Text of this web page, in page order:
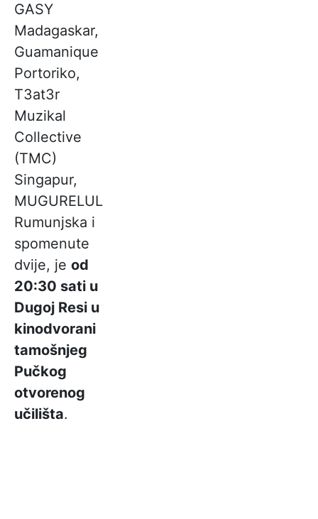
GASY
Madagaskar,
Guamanique
Portoriko,
T3at3r
Muzikal
Collective
(TMC)
Singapur,
MUGURELUL
Rumunjska i
spomenute
dvije, je od
20:30 sati u
Dugoj Resi u
kinodvorani
tamošnjeg
Pučkog
otvorenog
učilišta.